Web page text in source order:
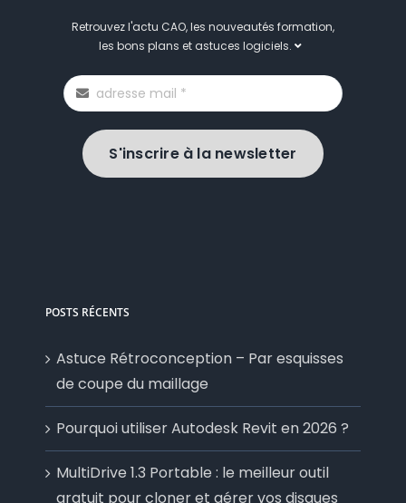
Retrouvez l'actu CAO, les nouveautés formation,
les bons plans et astuces logiciels.
S'inscrire à la newsletter
POSTS RÉCENTS
Astuce Rétroconception – Par esquisses
de coupe du maillage
Pourquoi utiliser Autodesk Revit en 2026 ?
MultiDrive 1.3 Portable : le meilleur outil
gratuit pour cloner et gérer vos disques